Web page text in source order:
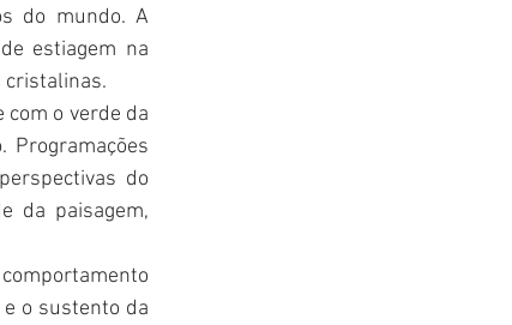
do mundo. A
estiagem na
cristalinas.
o verde da
Programações
do
da paisagem,
o sustento da